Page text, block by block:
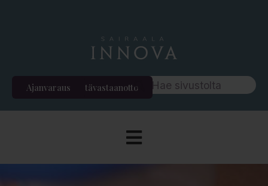
Etävastaanotto
Ajanvaraus